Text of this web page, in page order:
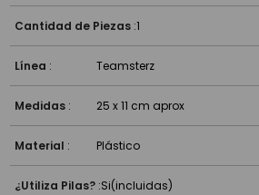
Cantidad de Piezas :1
Línea : Teamsterz
Medidas : 25 x 11 cm aprox
Material : Plástico
¿Utiliza Pilas? :Si(incluidas)